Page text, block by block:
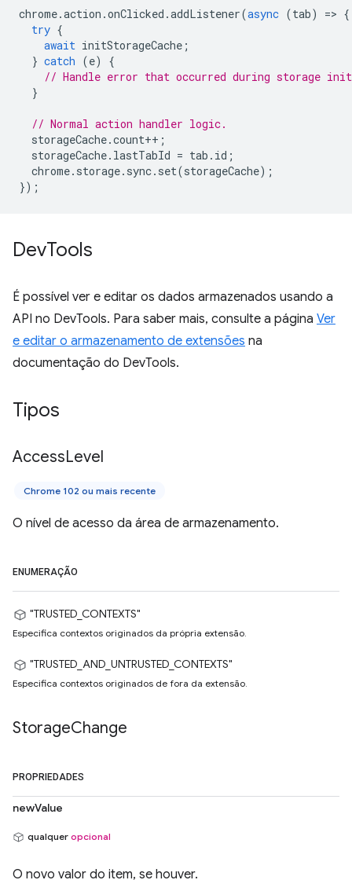
chrome.action .onClicked .addListener(async (tab) => {
try {
await initStorageCache ;
} catch (e)
{
// Handle error that occurred during storage
}
// Normal action handler logic.
storageCache.count++ ;
storageCache. lastTabId = tab . id ;
chrome. storage. sync. set(storageCache);
});
DevTools
É possível ver e editar os dados armazenados usando a
API no DevTools. Para saber mais, consulte a página Ver
e editar o armazenamento de extensões na
documentação do DevTools.
Tipos
AccessLevel
Chrome 102 ou mais recente
O nível de acesso da área de armazenamento.
ENUMERAÇÃO
"TRUSTED_CONTEXTS"
Especifica contextos originados da própria extensão.
"TRUSTED_AND_UNTRUSTED_CONTEXTS"
Especifica contextos originados de fora da extensão.
StorageChange
PROPRIEDADES
newValue
qualquer opcional
O novo valor do item, se houver.